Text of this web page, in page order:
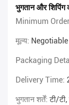
भुगतान और शिपिंग
Minimum
मूल्य: Negotiable
Packaging
Delivery Time:
भुगतान शर्तें:टी/